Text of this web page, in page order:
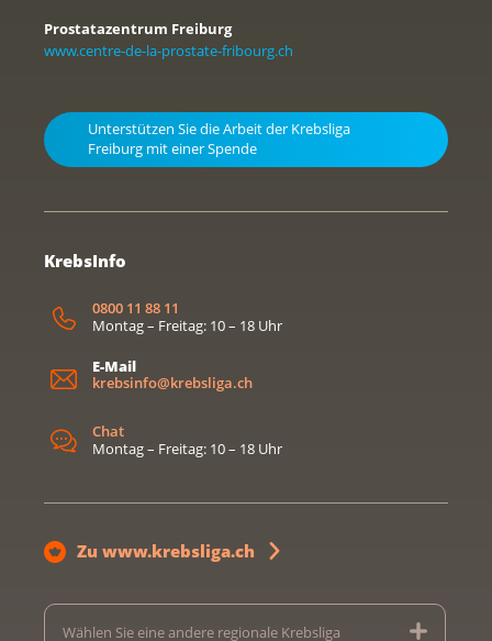
Prostatazentrum Freiburg
www.centre-de-la-prostate-fribourg.ch
Unterstützen Sie die Arbeit der Krebsliga
Freiburg mit einer Spende
KrebsInfo
0800 11 88 11
Montag – Freitag: 10 – 18 Uhr
E-Mail
krebsinfo@krebsliga.ch
Chat
Montag – Freitag: 10 – 18 Uhr
Zu www.krebsliga.ch
Wählen Sie eine andere regionale Krebsliga